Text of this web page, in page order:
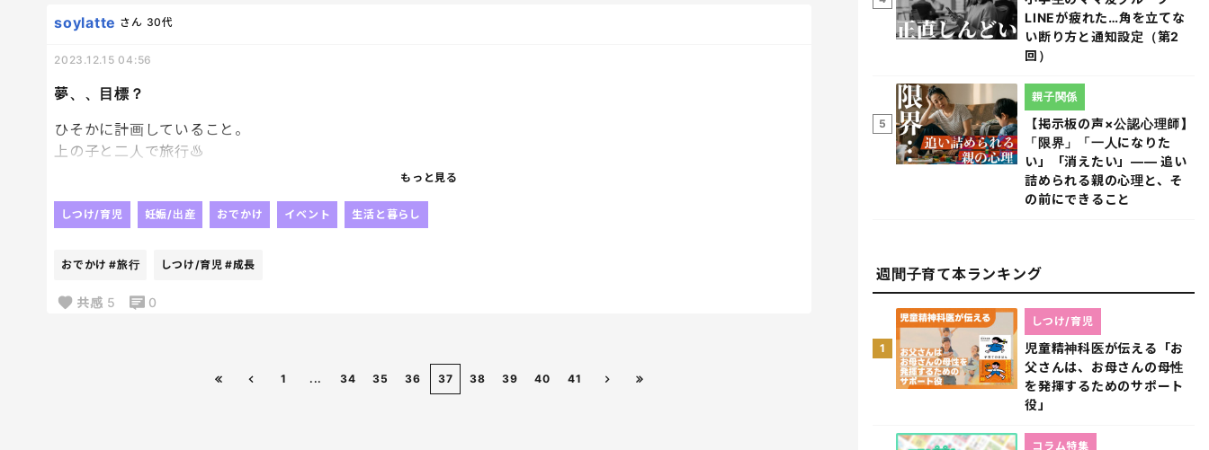
夢、、目標？
soylatte さん 30代
2023.12.15 04:56
ひそかに計画していること。
上の子と二人で旅行♨
なんだかそれがまた可愛らしくって、
地方にいる友達に会いがてらでも
下の子が色々主張するようになったりすれば
もっと見る
しつけ/育児 妊娠/出産 おでかけ イベント 生活と暮らし
おでかけ #旅行 しつけ/育児 #成長
共感 5 0
1 ... 34 35 36 37 38 39 40 41
LINEが疲れた…角を立てな
い断り方と通知設定（第2
回）
5
【掲示板の声×公認心理師】
「限界」「一人になりた
い」「消えたい」―― 追い
詰められる親の心理と、そ
の前にできること
親子関係
週間子育て本ランキング
1
児童精神科医が伝える「お
父さんは、お母さんの母性
を発揮するためのサポート
役」
しつけ/育児
コラム特集